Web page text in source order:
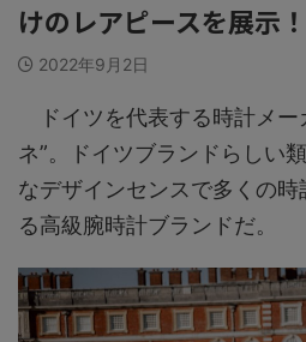
けのレアピースを展示！
2022年9月2日
ドイツを代表する時計メー
ネ”。ドイツブランドらしい
なデザインセンスで多くの
る高級腕時計ブランドだ。